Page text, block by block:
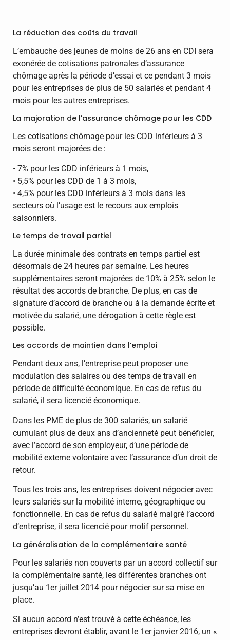
La réduction des coûts du travail
L’embauche des jeunes de moins de 26 ans en CDI sera
exonérée de cotisations patronales d’assurance
chômage après la période d’essai et ce pendant 3 mois
pour les entreprises de plus de 50 salariés et pendant 4
mois pour les autres entreprises.
La majoration de l’assurance chômage pour les CDD
Les cotisations chômage pour les CDD inférieurs à 3
mois seront majorées de :
• 7% pour les CDD inférieurs à 1 mois,
• 5,5% pour les CDD de 1 à 3 mois,
• 4,5% pour les CDD inférieurs à 3 mois dans les
secteurs où l’usage est le recours aux emplois
saisonniers.
Le temps de travail partiel
La durée minimale des contrats en temps partiel est
désormais de 24 heures par semaine. Les heures
supplémentaires seront majorées de 10% à 25% selon le
résultat des accords de branche. De plus, en cas de
signature d’accord de branche ou à la demande écrite et
motivée du salarié, une dérogation à cette règle est
possible.
Les accords de maintien dans l’emploi
Pendant deux ans, l’entreprise peut proposer une
modulation des salaires ou des temps de travail en
période de difficulté économique. En cas de refus du
salarié, il sera licencié économique.
Dans les PME de plus de 300 salariés, un salarié
cumulant plus de deux ans d’ancienneté peut bénéficier,
avec l’accord de son employeur, d’une période de
mobilité externe volontaire avec l’assurance d’un droit de
retour.
Tous les trois ans, les entreprises doivent négocier avec
leurs salariés sur la mobilité interne, géographique ou
fonctionnelle. En cas de refus du salarié malgré l’accord
d’entreprise, il sera licencié pour motif personnel.
La généralisation de la complémentaire santé
Pour les salariés non couverts par un accord collectif sur
la complémentaire santé, les différentes branches ont
jusqu’au 1er juillet 2014 pour négocier sur sa mise en
place.
Si aucun accord n’est trouvé à cette échéance, les
entreprises devront établir, avant le 1er janvier 2016, un «